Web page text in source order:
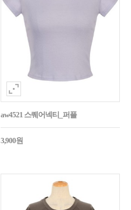
aw4521 스퀘어넥티_퍼플
3,900원